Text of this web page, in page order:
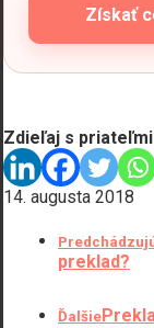
Získať
Zdieľaj s priateľmi
14. augusta 2018
preklad?
Ďalšie